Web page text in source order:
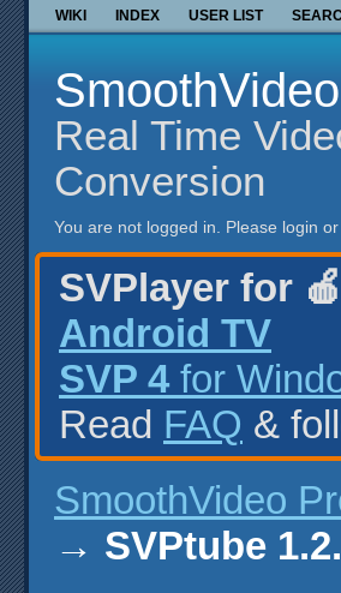
WIKI INDEX USER LIST
Real Time
Conversion
You are not logged in. Please login or
SVPlayer for 🍎
Android TV
SVP 4 for
Read FAQ &
SmoothVideo
→ SVPtube